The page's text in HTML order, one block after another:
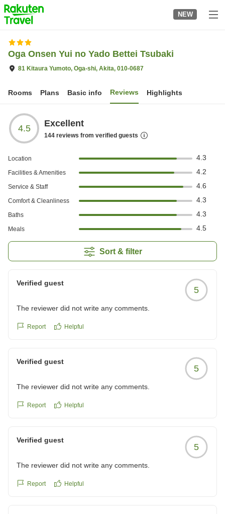
to
top
page
NEW
Oga Onsen Yui no Yado Bettei Tsubaki
81 Kitaura Yumoto, Oga-shi, Akita, 010-0687
Rooms Plans Basic info Reviews Highlights
4.5 Excellent
144 reviews from verified guests
Location 4.3
Facilities & Amenities 4.2
Service & Staff 4.6
Comfort & Cleanliness 4.3
Baths 4.3
Meals 4.5
Sort & filter
Verified guest
5
The reviewer did not write any comments.
Report Helpful
Verified guest
5
The reviewer did not write any comments.
Report Helpful
Verified guest
5
The reviewer did not write any comments.
Report Helpful